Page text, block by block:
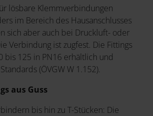
lösbare Klemmverbindungen
im Bereich des Hausanschlusses
sich aber auch bei Druckluft- oder
Verbindung ist zugfest. Die Fittings
bis 125 in PN16 erhältlich und
(ÖVGW W 1.152).
aus Guss
bis hin zu T-Stücken: Die